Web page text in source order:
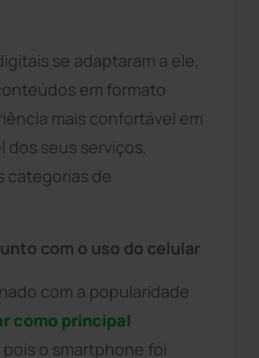
se adaptaram a ele,
em formato
mais confortável em
dos seus serviços,
categorias de
com o uso do celular
com a popularidade
como principal
o smartphone foi